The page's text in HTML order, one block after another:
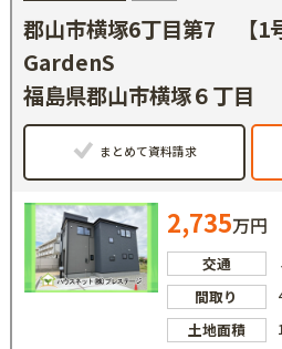
郡山市横塚6丁目第7 【
GardenS
福島県郡山市横塚６丁目
まとめて資料請求
2,735万円
交通
間取り
土地面積